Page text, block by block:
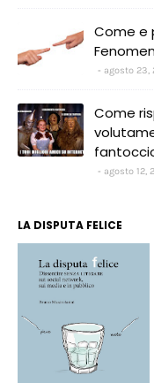
Come e
agosto 23,
Come
agosto 12,
LA DISPUTA FELICE